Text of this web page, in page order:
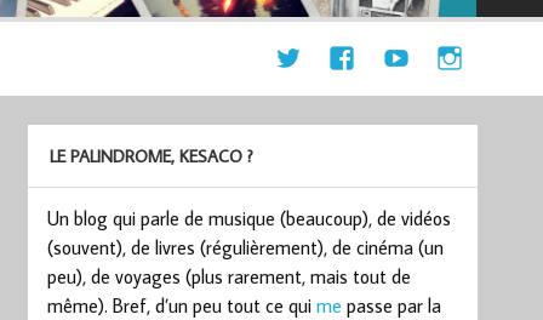
LE PALINDROME, KESACO ?
Un blog qui parle de musique (beaucoup), de vidéos
(souvent), de livres (régulièrement), de cinéma (un
peu), de voyages (plus rarement, mais tout de
même). Bref, d’un peu tout ce quime passe par la